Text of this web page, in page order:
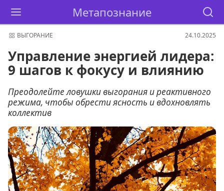
Метапознание
ВЫГОРАНИЕ 24.10.2025
Управление энергией лидера:
9 шагов к фокусу и влиянию
Преодолейте ловушки выгорания и реактивного
режима, чтобы обрести ясность и вдохновлять
коллектив